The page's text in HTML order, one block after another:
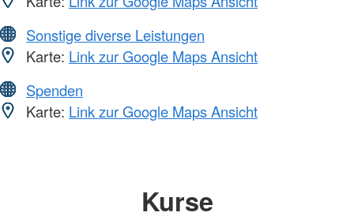
Sonstige diverse Leistungen
Karte: Link zur Google Maps Ansicht
Spenden
Karte: Link zur Google Maps Ansicht
Kurse